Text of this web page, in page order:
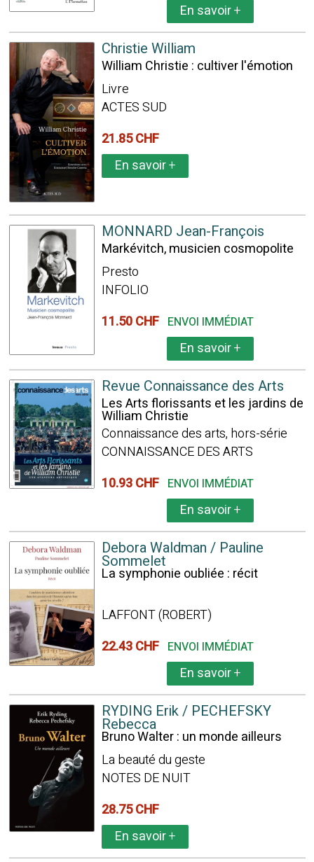
En savoir+
Christie William
William Christie : cultiver l'émotion
Livre
ACTES SUD
21.85 CHF
En savoir+
MONNARD Jean-François
Markévitch, musicien cosmopolite
Presto
INFOLIO
11.50 CHF ENVOI IMMÉDIAT
En savoir+
Revue Connaissance des Arts
Les Arts florissants et les jardins de
William Christie
Connaissance des arts, hors-série
CONNAISSANCE DES ARTS
10.93 CHF ENVOI IMMÉDIAT
En savoir+
Debora Waldman / Pauline
Sommelet
La symphonie oubliée : récit
LAFFONT (ROBERT)
22.43 CHF ENVOI IMMÉDIAT
En savoir+
RYDING Erik / PECHEFSKY
Rebecca
Bruno Walter : un monde ailleurs
La beauté du geste
NOTES DE NUIT
28.75 CHF
En savoir+